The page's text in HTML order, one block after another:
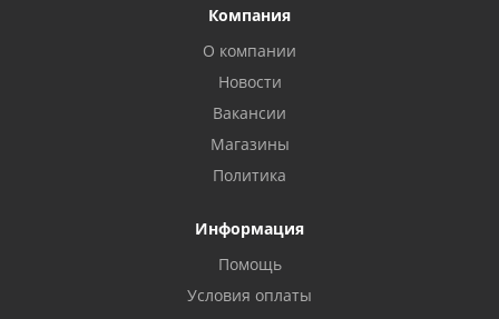
Компания
О компании
Новости
Вакансии
Магазины
Политика
Информация
Помощь
Условия оплаты